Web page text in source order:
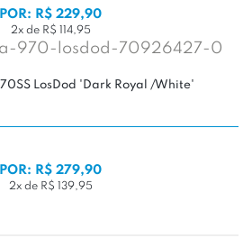
POR: R$ 229,90
2x de R$ 114,95
LosDod 'Dark Royal /White'
POR: R$ 279,90
2x de R$ 139,95